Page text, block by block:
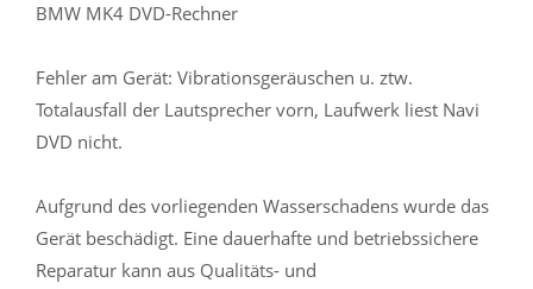
BMW MK4 DVD-Rechner
Fehler am Gerät: Vibrationsgeräuschen u. ztw.
Totalausfall der Lautsprecher vorn, Laufwerk liest Navi
DVD nicht.
Aufgrund des vorliegenden Wasserschadens wurde das
Gerät beschädigt. Eine dauerhafte und betriebssichere
Reparatur kann aus Qualitäts- und